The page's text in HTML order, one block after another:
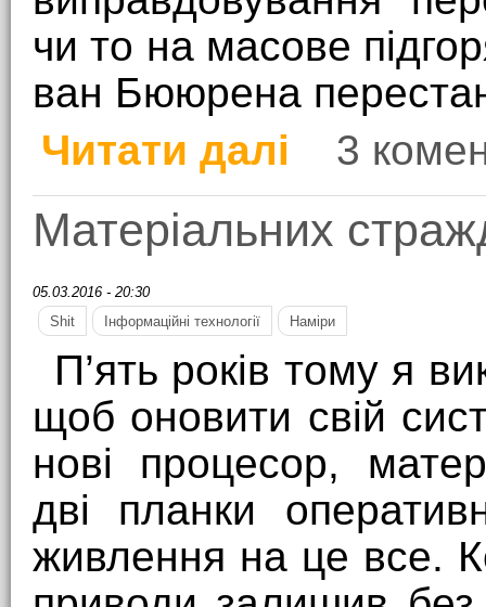
чи то на масове
ван Бююрена
Читати далі
про Масове
3
Матеріальних
05.03.2016 - 20:30
Shit
Інформаційні технології Наміри
П’ять років тому я
щоб оновити свій
нові процесор,
дві планки
живлення на це все.